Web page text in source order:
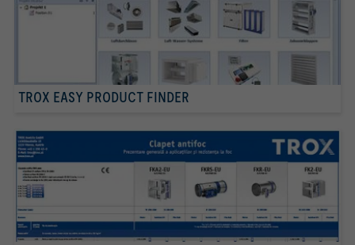
TROX EASY PRODUCT FINDER